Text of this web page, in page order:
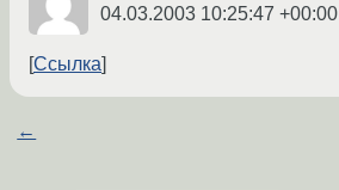
04.03.2003 10:25:47 +00:00
Ссылка
←